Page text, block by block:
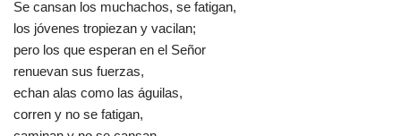
Se cansan los muchachos, se fatigan,
los jóvenes tropiezan y vacilan;
pero los que esperan en el Señor
renuevan sus fuerzas,
echan alas como las águilas,
corren y no se fatigan,